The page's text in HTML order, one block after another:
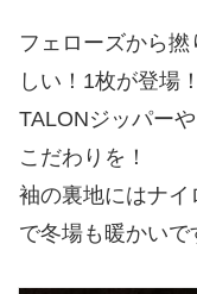
フェローズから
しい！1枚が登場！
TALONジッパー
こだわりを！
袖の裏地にはナ
で冬場も暖かいで